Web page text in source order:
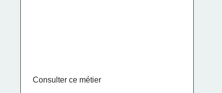
Consulter ce métier